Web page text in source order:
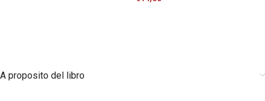
A proposito del libro